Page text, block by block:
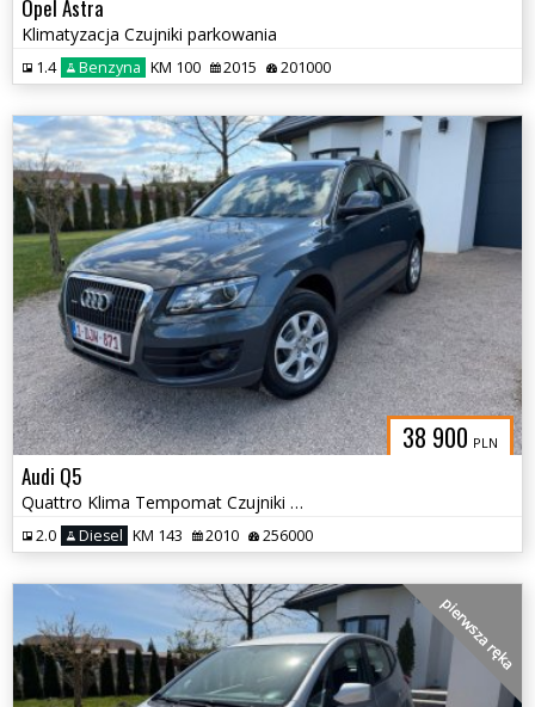
Opel Astra
Klimatyzacja Czujniki parkowania
1.4 Benzyna KM 100 2015 201000
38 900 PLN
Audi Q5
Quattro Klima Tempomat Czujniki Hak
2.0 Diesel KM 143 2010 256000
pierwsza ręka